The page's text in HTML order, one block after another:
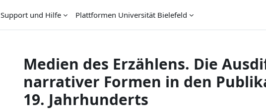
Support und Hilfe Plattformen Universität Bielefeld
Medien des Erzählens. Die
narrativer Formen in den
19. Jahrhunderts